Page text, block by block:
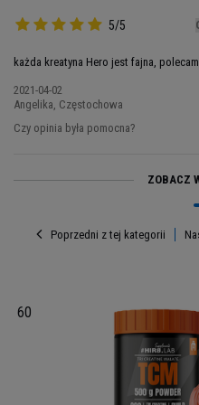
TCM firmy Hiro.lab i
5/5
każda kreatyna Hero jest fajna, polecam
2021-04-02
Angelika, Częstochowa
Czy opinia była pomocna?
ZOBACZ
Poprzedni z tej kategorii
- 60